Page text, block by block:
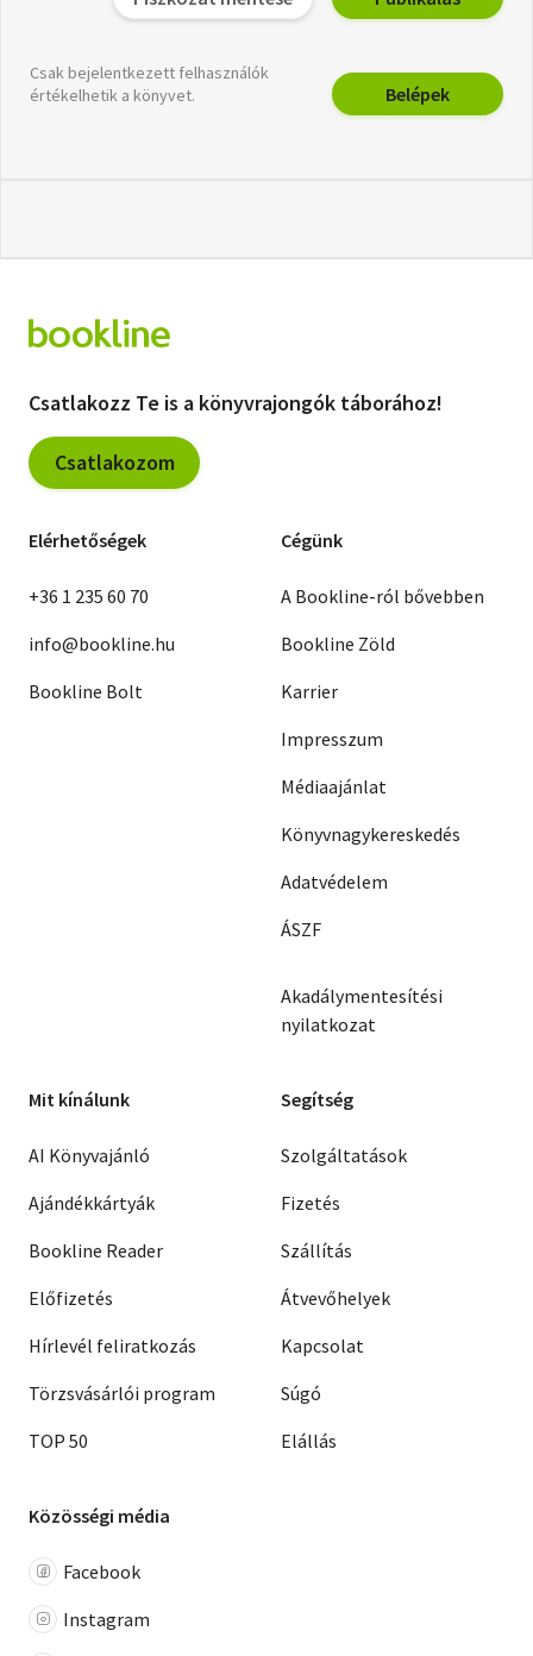
Csak bejelentkezett felhasználók
értékelhetik a könyvet.
Belépek
Csatlakozz Te is a könyvrajongók táborához!
Csatlakozom
Elérhetőségek
+36 1 235 60 70
info@bookline.hu
Bookline Bolt
Cégünk
A Bookline-ról bővebben
Bookline Zöld
Karrier
Impresszum
Médiaajánlat
Könyvnagykereskedés
Adatvédelem
ÁSZF
Akadálymentesítési
nyilatkozat
Mit kínálunk
AI Könyvajánló
Ajándékkártyák
Bookline Reader
Előfizetés
Hírlevél feliratkozás
Törzsvásárlói program
TOP 50
Segítség
Szolgáltatások
Fizetés
Szállítás
Átvevőhelyek
Kapcsolat
Súgó
Elállás
Közösségi média
Facebook
Instagram